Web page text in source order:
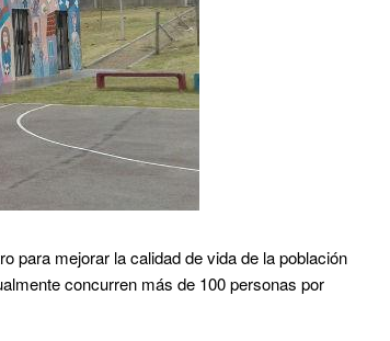
para mejorar la calidad de vida de la población
concurren más de 100 personas por